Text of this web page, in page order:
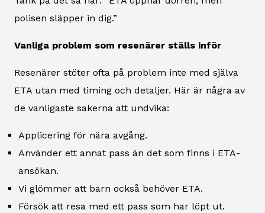
polisen släpper in dig.”
Vanliga problem som resenärer ställs inför
Resenärer stöter ofta på problem inte med själva
ETA utan med timing och detaljer. Här är några av
de vanligaste sakerna att undvika:
Applicering för nära avgång.
Använder ett annat pass än det som finns i ETA-
ansökan.
Vi glömmer att barn också behöver ETA.
Försök att resa med ett pass som har löpt ut.